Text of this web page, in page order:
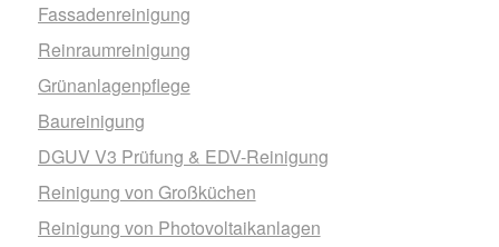
Fassadenreinigung
Reinraumreinigung
Grünanlagenpflege
Baureinigung
DGUV V3 Prüfung & EDV-Reinigung
Reinigung von Großküchen
Reinigung von Photovoltaikanlagen